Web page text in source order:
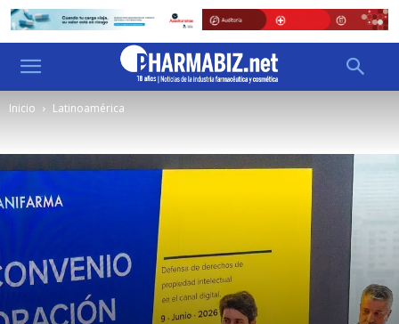
Inicio Latinoamérica